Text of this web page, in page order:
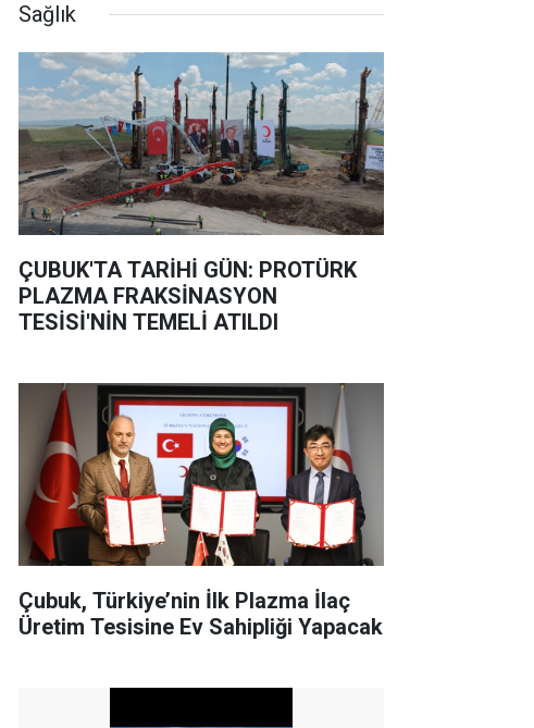
Sağlık
ÇUBUK'TA TARİHİ GÜN: PROTÜRK
PLAZMA FRAKSİNASYON
TESİSİ'NİN TEMELİ ATILDI
Çubuk, Türkiye’nin İlk Plazma İlaç
Üretim Tesisine Ev Sahipliği Yapacak